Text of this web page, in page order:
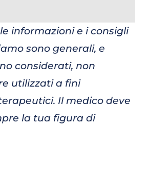
le informazioni e i consigli
sono generali, e
considerati, non
utilizzati a fini
Il medico deve
la tua figura di